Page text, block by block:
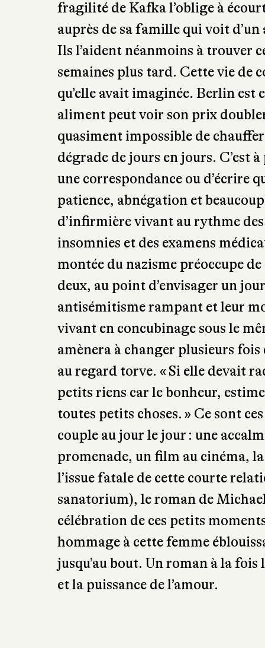
semaines plus tard. Cette vie de
qu’elle avait imaginée. Berlin
aliment peut voir son prix
quasiment impossible de
dégrade de jours en jours. C’est
une correspondance ou d’écrire
patience, abnégation et
d’infirmière vivant au rythme
insomnies et des examens
montée du nazisme préoccupe
deux, au point d’envisager un
antisémitisme rampant et leur
vivant en concubinage sous le
amènera à changer plusieurs fois
au regard torve. « Si elle devait
petits riens car le bonheur,
toutes petits choses. » Ce sont
couple au jour le jour : une
promenade, un film au cinéma,
l’issue fatale de cette courte
sanatorium), le roman de
célébration de ces petits
hommage à cette femme
jusqu’au bout. Un roman à la
et la puissance de l’amour.